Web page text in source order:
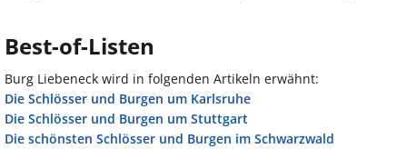
Best-of-Listen
Burg Liebeneck wird in folgenden Artikeln erwähnt:
Die Schlösser und Burgen um Karlsruhe
Die Schlösser und Burgen um Stuttgart
Die schönsten Schlösser und Burgen im Schwarzwald